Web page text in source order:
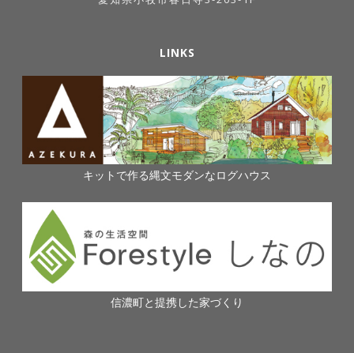
LINKS
キットで作る縄文モダンなログハウス
信濃町と提携した家づくり